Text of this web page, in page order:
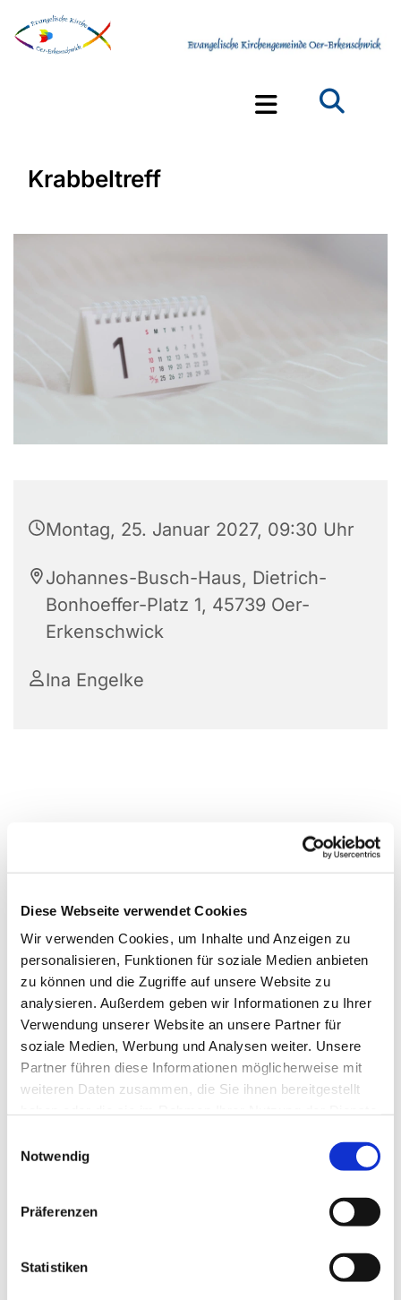
Diese Webseite verwendet Cookies
Wir verwenden Cookies, um Inhalte und Anzeigen zu
personalisieren, Funktionen für soziale Medien anbieten
zu können und die Zugriffe auf unsere Website zu
analysieren. Außerdem geben wir Informationen zu Ihrer
Verwendung unserer Website an unsere Partner für
soziale Medien, Werbung und Analysen weiter. Unsere
Partner führen diese Informationen möglicherweise mit
weiteren Daten zusammen, die Sie ihnen bereitgestellt
Notwendig
Präferenzen
Statistiken
Krabbeltreff
Montag, 25. Januar 2027, 09:30 Uhr
Johannes-Busch-Haus, Dietrich-
Bonhoeffer-Platz 1, 45739 Oer-
Erkenschwick
Ina Engelke